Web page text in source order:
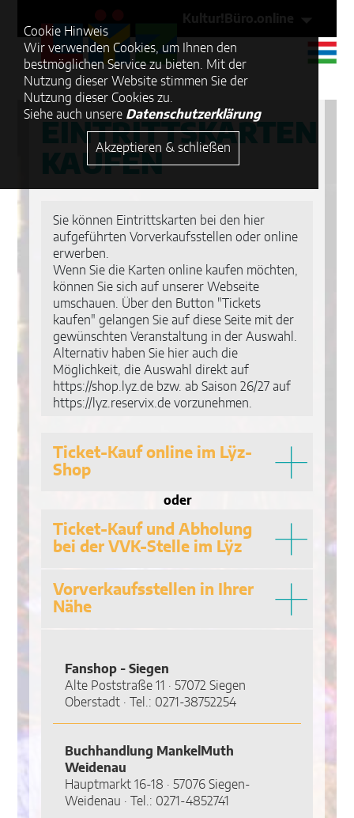
Cookie Hinweis
Wir verwenden Cookies, um Ihnen den
bestmöglichen Service zu bieten. Mit der
Nutzung dieser Website stimmen Sie der
Nutzung dieser Cookies zu.
Siehe auch unsere Datenschutzerklärung
Akzeptieren & schließen
Kultur!Büro.online
EINTRITTSKARTEN
KAUFEN
Sie können Eintrittskarten bei den hier
aufgeführten Vorverkaufsstellen oder online
erwerben.
Wenn Sie die Karten online kaufen möchten,
können Sie sich auf unserer Webseite
umschauen. Über den Button "Tickets
kaufen" gelangen Sie auf diese Seite mit der
gewünschten Veranstaltung in der Auswahl.
Alternativ haben Sie hier auch die
Möglichkeit, die Auswahl direkt auf
https://shop.lyz.de bzw. ab Saison 26/27 auf
https://lyz.reservix.de vorzunehmen.
Ticket-Kauf online im Lÿz-
Shop
oder
Ticket-Kauf und Abholung
bei der VVK-Stelle im Lÿz
Vorverkaufsstellen in Ihrer
Nähe
Fanshop - Siegen
Alte Poststraße 11 · 57072 Siegen
Oberstadt · Tel.: 0271-38752254
Buchhandlung MankelMuth
Weidenau
Hauptmarkt 16-18 · 57076 Siegen-
Weidenau · Tel.: 0271-4852741